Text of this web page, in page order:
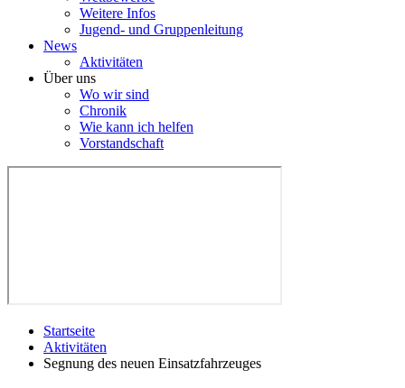
Weitere Infos
Jugend- und Gruppenleitung
News
Aktivitäten
Über uns
Wo wir sind
Chronik
Wie kann ich helfen
Vorstandschaft
Startseite
Aktivitäten
Segnung des neuen Einsatzfahrzeuges